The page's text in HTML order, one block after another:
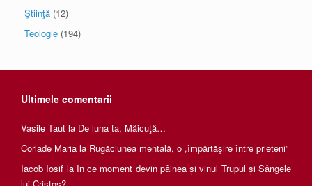
Ştiinţă (12)
Teologie (194)
Ultimele comentarii
Vasile Taut la De luna ta, Măicuţă…
Corlade Maria la Rugăciunea mentală, o „împărtăşire între prieteni”
Iacob Iosif la În ce moment devin pâinea și vinul Trupul și Sângele
lui Cristos?